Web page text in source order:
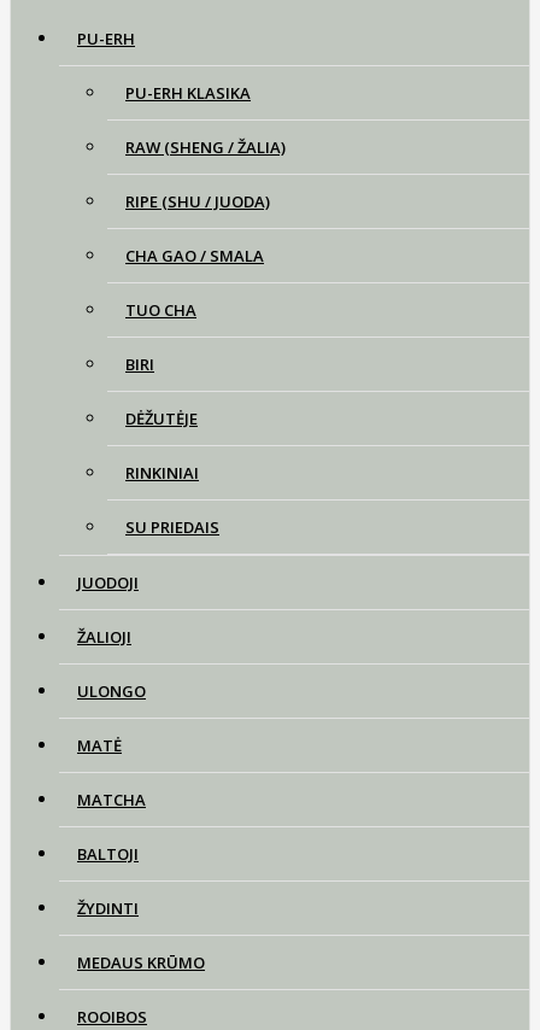
PU-ERH
PU-ERH KLASIKA
RAW (SHENG / ŽALIA)
RIPE (SHU / JUODA)
CHA GAO / SMALA
TUO CHA
BIRI
DĖŽUTĖJE
RINKINIAI
SU PRIEDAIS
JUODOJI
ŽALIOJI
ULONGO
MATĖ
MATCHA
BALTOJI
ŽYDINTI
MEDAUS KRŪMO
ROOIBOS